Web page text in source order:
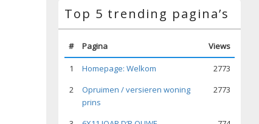
Top 5 trending pagina’s
# Pagina Views
1 Homepage: Welkom
2773
2
Opruimen / versieren woning
prins
2773